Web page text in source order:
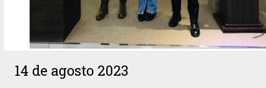
14 de agosto 2023